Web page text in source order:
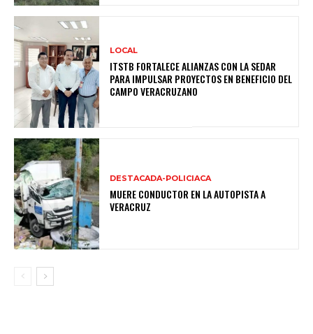
LOCAL
ITSTB FORTALECE ALIANZAS CON LA SEDAR
PARA IMPULSAR PROYECTOS EN BENEFICIO DEL
CAMPO VERACRUZANO
DESTACADA-POLICIACA
MUERE CONDUCTOR EN LA AUTOPISTA A
VERACRUZ